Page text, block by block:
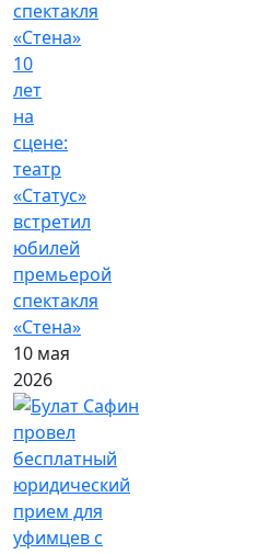
10
лет
на
сцене:
театр
«Статус»
встретил
юбилей
премьерой
спектакля
«Стена»
10 мая
2026